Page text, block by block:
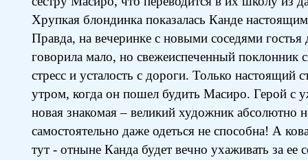
Хрупкая блондинка показалась Канде
Правда, на вечеринке с новыми соседями гостья
говорила мало, но свежеиспеченный поклонник
стресс и усталость с дороги. Только настоящий
утром, когда он пошел будить Масиро. Герой с
новая знакомая – великий художник абсолютно
самостоятельно даже одеться не способна! А
тут - отныне Канда будет вечно ухаживать за ее